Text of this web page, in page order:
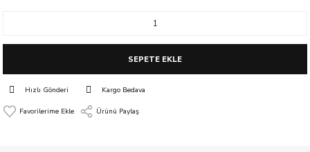
SEPETE EKLE
Hızlı Gönderi Kargo Bedava
Ürünü Paylaş